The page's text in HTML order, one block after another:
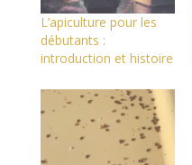
L’apiculture pour les
débutants :
introduction et histoire